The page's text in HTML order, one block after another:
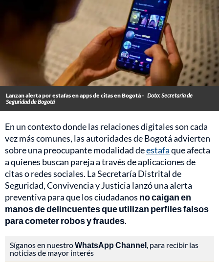
Lanzan alerta por estafas en apps de citas en Bogotá - Doto: Secretaría de
Seguridad de Bogotá
En un contexto donde las relaciones digitales son cada
vez más comunes, las autoridades de Bogotá advierten
sobre una preocupante modalidad deestafaque afecta
a quienes buscan pareja a través de aplicaciones de
citas o redes sociales. La Secretaría Distrital de
Seguridad, Convivencia y Justicia lanzó una alerta
preventiva para que los ciudadanos no caigan en
manos de delincuentes que utilizan perfiles falsos
para cometer robos y fraudes.
Síganos en nuestroWhatsApp Channel, para recibir las
noticias de mayor interés